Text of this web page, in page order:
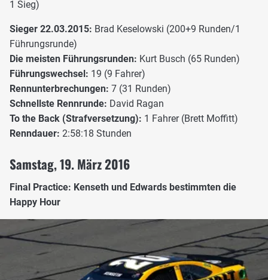
1 Sieg)
Sieger 22.03.2015: Brad Keselowski (200+9 Runden/1
Führungsrunde)
Die meisten Führungsrunden: Kurt Busch (65 Runden)
Führungswechsel: 19 (9 Fahrer)
Rennunterbrechungen: 7 (31 Runden)
Schnellste Rennrunde: David Ragan
To the Back (Strafversetzung): 1 Fahrer (Brett Moffitt)
Renndauer: 2:58:18 Stunden
Samstag, 19. März 2016
Final Practice: Kenseth und Edwards bestimmten die
Happy Hour